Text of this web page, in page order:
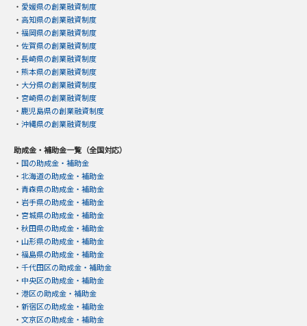
・ 愛媛県の創業融資制度
・ 高知県の創業融資制度
・ 福岡県の創業融資制度
・ 佐賀県の創業融資制度
・ 長崎県の創業融資制度
・ 熊本県の創業融資制度
・ 大分県の創業融資制度
・ 宮崎県の創業融資制度
・ 鹿児島県の創業融資制度
・ 沖縄県の創業融資制度
助成金・補助金一覧（全国対応）
・ 国の助成金・補助金
・ 北海道の助成金・補助金
・ 青森県の助成金・補助金
・ 岩手県の助成金・補助金
・ 宮城県の助成金・補助金
・ 秋田県の助成金・補助金
・ 山形県の助成金・補助金
・ 福島県の助成金・補助金
・ 千代田区の助成金・補助金
・ 中央区の助成金・補助金
・ 港区の助成金・補助金
・ 新宿区の助成金・補助金
・ 文京区の助成金・補助金